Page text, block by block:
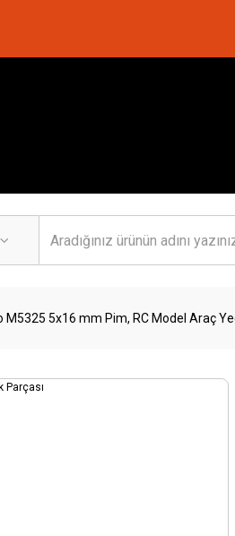
M5325 5x16 mm Pim, RC Model Araç